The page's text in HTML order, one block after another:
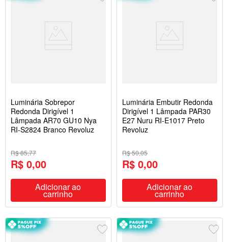
Luminária Sobrepor
Redonda Dirigível 1
Lâmpada AR70 GU10 Nya
RI-S2824 Branco Revoluz
R$ 85,77
R$ 0,00
Adicionar ao
carrinho
Luminária Embutir Redonda
Dirigível 1 Lâmpada PAR30
E27 Nuru RI-E1017 Preto
Revoluz
R$ 50,05
R$ 0,00
Adicionar ao
carrinho